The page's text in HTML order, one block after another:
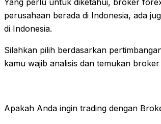
Yang perlu untuk diketahui, broker
perusahaan berada di Indonesia, ada
di Indonesia.
Silahkan pilih berdasarkan
kamu wajib analisis dan temukan
Apakah Anda ingin trading dengan